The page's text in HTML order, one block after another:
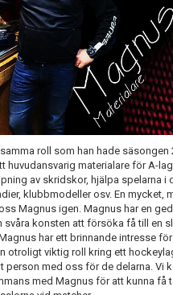
roll som han hade säsongen
huvudansvarig materialare för A-
av skridskor, hjälpa spelarna i
klubbmodeller osv. En mycket,
Magnus igen. Magnus har en
konsten att försöka få till en
har ett brinnande intresse
otroligt viktig roll kring ett
person med oss för de delarna. Vi
med Magnus för att kunna få